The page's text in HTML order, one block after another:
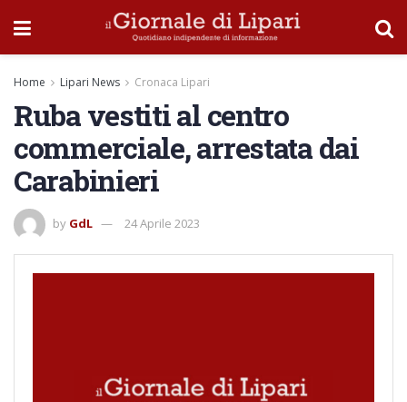
Home Lipari News Cronaca Lipari
Ruba vestiti al centro
commerciale, arrestata dai
Carabinieri
by GdL 24 Aprile 2023